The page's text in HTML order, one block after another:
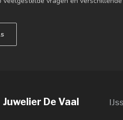
Juwelier De Vaal